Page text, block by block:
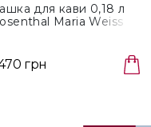
для кави 0,18 л
Maria Weiss
грн